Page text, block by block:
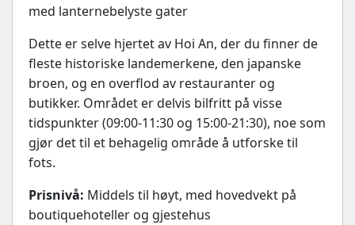
med lanternebelyste gater
Dette er selve hjertet av Hoi An, der du finner de
fleste historiske landemerkene, den japanske
broen, og en overflod av restauranter og
butikker. Området er delvis bilfritt på visse
tidspunkter (09:00-11:30 og 15:00-21:30), noe som
gjør det til et behagelig område å utforske til
fots.
Prisnivå: Middels til høyt, med hovedvekt på
boutiquehoteller og gjestehus